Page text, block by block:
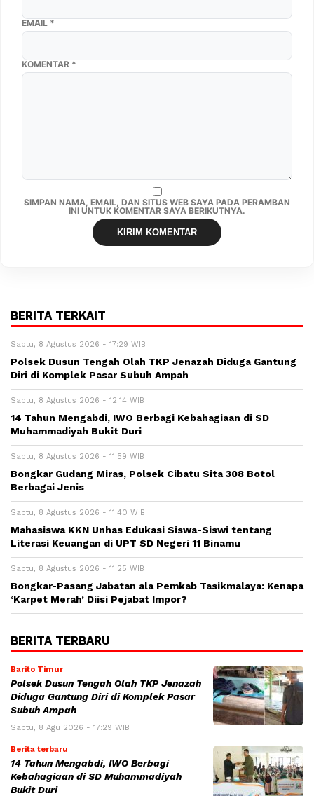
KOMENTAR *
EMAIL *
SIMPAN NAMA, EMAIL, DAN SITUS WEB SAYA PADA PERAMBAN
INI UNTUK KOMENTAR SAYA BERIKUTNYA.
BERITA TERKAIT
Sabtu, 8 Agustus 2026 - 17:29 WIB
Polsek Dusun Tengah Olah TKP Jenazah Diduga Gantung
Diri di Komplek Pasar Subuh Ampah
Sabtu, 8 Agustus 2026 - 12:14 WIB
14 Tahun Mengabdi, IWO Berbagi Kebahagiaan di SD
Muhammadiyah Bukit Duri
Sabtu, 8 Agustus 2026 - 11:59 WIB
Bongkar Gudang Miras, Polsek Cibatu Sita 308 Botol
Berbagai Jenis
Sabtu, 8 Agustus 2026 - 11:40 WIB
Mahasiswa KKN Unhas Edukasi Siswa-Siswi tentang
Literasi Keuangan di UPT SD Negeri 11 Binamu
Sabtu, 8 Agustus 2026 - 11:25 WIB
Bongkar-Pasang Jabatan ala Pemkab Tasikmalaya: Kenapa
‘Karpet Merah’ Diisi Pejabat Impor?
BERITA TERBARU
Barito Timur
Polsek Dusun Tengah Olah TKP Jenazah
Diduga Gantung Diri di Komplek Pasar
Subuh Ampah
Sabtu, 8 Agu 2026 - 17:29 WIB
Berita terbaru
14 Tahun Mengabdi, IWO Berbagi
Kebahagiaan di SD Muhammadiyah
Bukit Duri